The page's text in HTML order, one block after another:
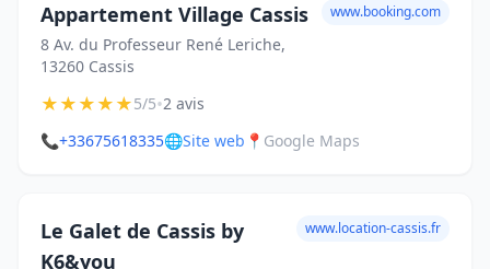
Appartement Village Cassis
8 Av. du Professeur René Leriche,
13260 Cassis
www.booking.com
★★★★★5/5•2 avis
📞+33675618335🌐Site web 📍 Google Maps
Le Galet de Cassis by
K6&you
www.location-cassis.fr